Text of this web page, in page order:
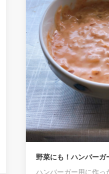
ーガーにも使えるソース♪
ったソースですが、野菜のディ